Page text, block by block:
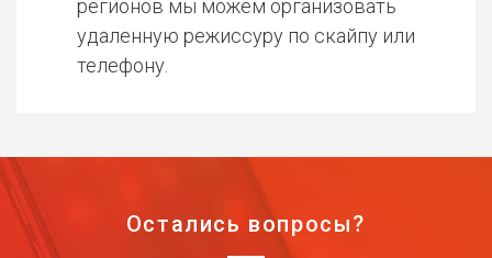
регионов мы можем организовать
удаленную режиссуру по скайпу или
телефону.
Остались вопросы?